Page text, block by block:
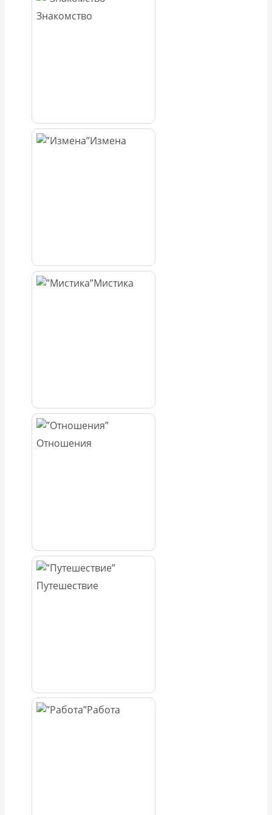
Знакомство
Измена
Мистика
Отношения
Путешествие
Работа